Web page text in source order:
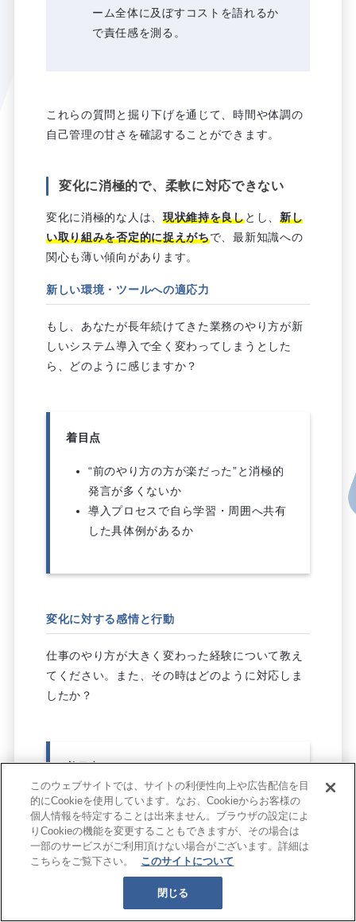
ーム全体に及ぼすコストを語れるか
で責任感を測る。
これらの質問と掘り下げを通じて、時間や体調の
自己管理の甘さを確認することができます。
変化に消極的で、柔軟に対応できない
変化に消極的な人は、 現状維持を良しとし、 新し
い取り組みを否定的に捉えがちで、最新知識への
関心も薄い傾向があります。
新しい環境・ツールへの適応力
もし、あなたが長年続けてきた業務のやり方が新
しいシステム導入で全く変わってしまうとした
ら、どのように感じますか？
着目点
“前のやり方の方が楽だった”と消極的
発言が多くないか
導入プロセスで自ら学習・周囲へ共有
した具体例があるか
変化に対する感情と行動
仕事のやり方が大きく変わった経験について教え
てください。また、その時はどのように対応しま
したか？
着目点
不安や戸惑いを認めつつ前向きな行動
に移れたか
“指示待ち”でなく、自分から情報収
集・相談を行ったか
このウェブサイトでは、サイトの利便性向上や広告配信を目
的にCookieを使用しています。なお、Cookieからお客様の
個人情報を特定することは出来ません。ブラウザの設定によ
りCookieの機能を変更することもできますが、その場合は
一部のサービスがご利用頂けない場合がございます。詳細は
こちらをご覧下さい。
このサイトについて
閉じる